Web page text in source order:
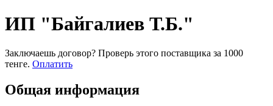
ИП "Байгалиев Т.Б."
Заключаешь договор? Проверь этого поставщика за 1000
тенге. Оплатить
Общая информация